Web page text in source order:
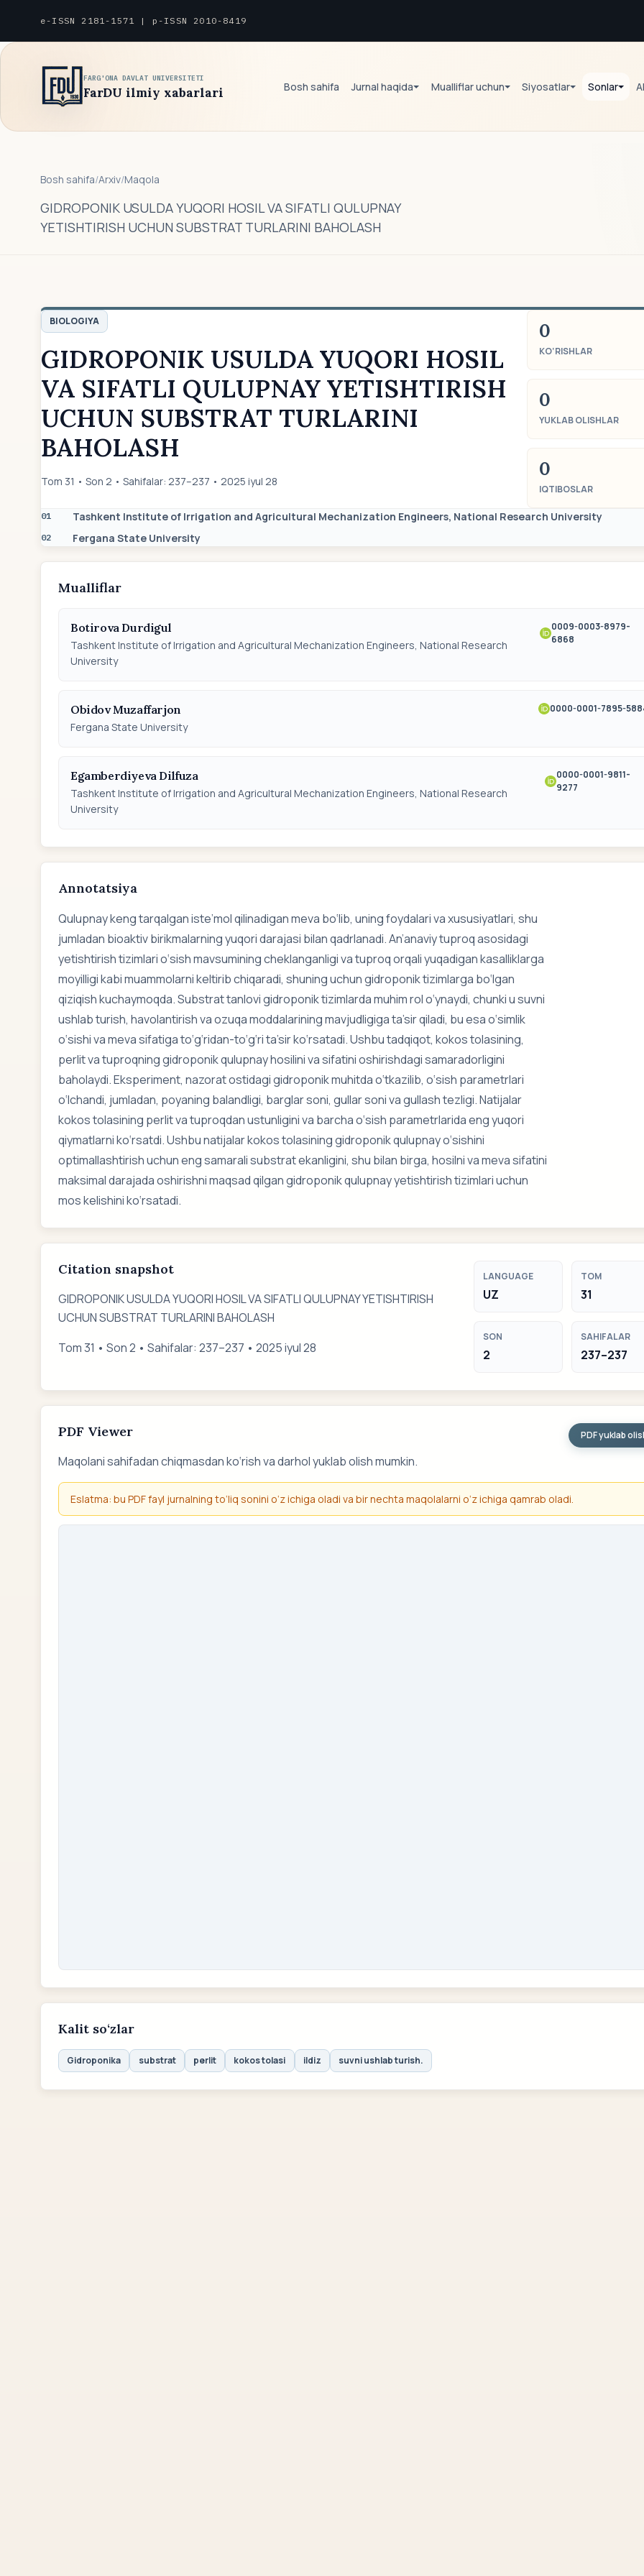
e-ISSN 2181-1571 | p-ISSN 2010-8419
FARG'ONA DAVLAT UNIVERSITETI
FarDU ilmiy xabarlari Bosh sahifa Jurnal haqida Mualliflar uchun Siyosatlar Sonlar
Bosh sahifa/Arxiv/Maqola
GIDROPONIK USULDA YUQORI HOSIL VA SIFATLI QULUPNAY
YETISHTIRISH UCHUN SUBSTRAT TURLARINI BAHOLASH
BIOLOGIYA
GIDROPONIK USULDA YUQORI HOSIL
VA SIFATLI QULUPNAY YETISHTIRISH
UCHUN SUBSTRAT TURLARINI
BAHOLASH
Tom 31 • Son 2 • Sahifalar: 237–237 • 2025 iyul 28
0
KO‘RISHLAR
0
YUKLAB OLISHLAR
0
IQTIBOSLAR
01 Tashkent Institute of Irrigation and Agricultural Mechanization Engineers, National Research University
02 Fergana State University
Mualliflar
Botirova Durdigul
Tashkent Institute of Irrigation and Agricultural Mechanization Engineers, National Research
University
0009-0003-8979-
6868
Obidov Muzaffarjon
Fergana State University
0000-0001-7895-
Egamberdiyeva Dilfuza
Tashkent Institute of Irrigation and Agricultural Mechanization Engineers, National Research
University
0000-0001-9811-
9277
Annotatsiya
Qulupnay keng tarqalgan iste’mol qilinadigan meva bo‘lib, uning foydalari va xususiyatlari, shu
jumladan bioaktiv birikmalarning yuqori darajasi bilan qadrlanadi. An’anaviy tuproq asosidagi
yetishtirish tizimlari o‘sish mavsumining cheklanganligi va tuproq orqali yuqadigan kasalliklarga
moyilligi kabi muammolarni keltirib chiqaradi, shuning uchun gidroponik tizimlarga bo‘lgan
qiziqish kuchaymoqda. Substrat tanlovi gidroponik tizimlarda muhim rol o‘ynaydi, chunki u suvni
ushlab turish, havolantirish va ozuqa moddalarining mavjudligiga ta’sir qiladi, bu esa o‘simlik
o‘sishi va meva sifatiga to‘g‘ridan-to‘g‘ri ta’sir ko‘rsatadi. Ushbu tadqiqot, kokos tolasining,
perlit va tuproqning gidroponik qulupnay hosilini va sifatini oshirishdagi samaradorligini
baholaydi. Eksperiment, nazorat ostidagi gidroponik muhitda o‘tkazilib, o‘sish parametrlari
o‘lchandi, jumladan, poyaning balandligi, barglar soni, gullar soni va gullash tezligi. Natijalar
kokos tolasining perlit va tuproqdan ustunligini va barcha o‘sish parametrlarida eng yuqori
qiymatlarni ko‘rsatdi. Ushbu natijalar kokos tolasining gidroponik qulupnay o‘sishini
optimallashtirish uchun eng samarali substrat ekanligini, shu bilan birga, hosilni va meva sifatini
maksimal darajada oshirishni maqsad qilgan gidroponik qulupnay yetishtirish tizimlari uchun
mos kelishini ko‘rsatadi.
Citation snapshot
GIDROPONIK USULDA YUQORI HOSIL VA SIFATLI QULUPNAY YETISHTIRISH
UCHUN SUBSTRAT TURLARINI BAHOLASH
Tom 31 • Son 2 • Sahifalar: 237–237 • 2025 iyul 28
LANGUAGE
UZ
TOM
31
SON
2
SAHIFALAR
237–237
PDF Viewer
Maqolani sahifadan chiqmasdan ko‘rish va darhol yuklab olish mumkin.
PDF yuklab
Eslatma: bu PDF fayl jurnalning to‘liq sonini o‘z ichiga oladi va bir nechta maqolalarni o‘z ichiga qamrab oladi.
Kalit so‘zlar
Gidroponika substrat perlit kokos tolasi ildiz suvni ushlab turish.